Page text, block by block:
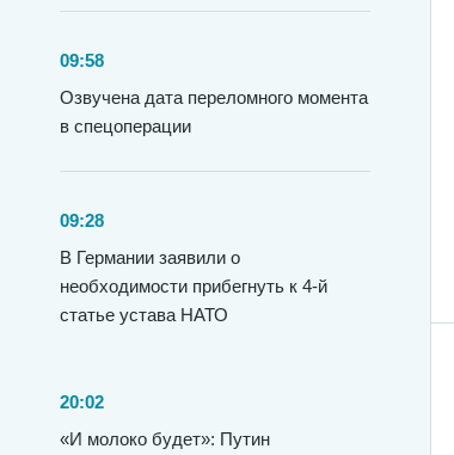
09:58
Озвучена дата переломного момента
в спецоперации
09:28
В Германии заявили о
необходимости прибегнуть к 4-й
статье устава НАТО
20:02
«И молоко будет»: Путин